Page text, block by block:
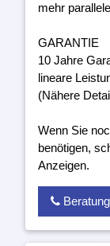
mehr
GARANTIE
10 Jahre
lineare
(Nähere
Wenn Sie
benötigen,
Anzeigen.
Beratung